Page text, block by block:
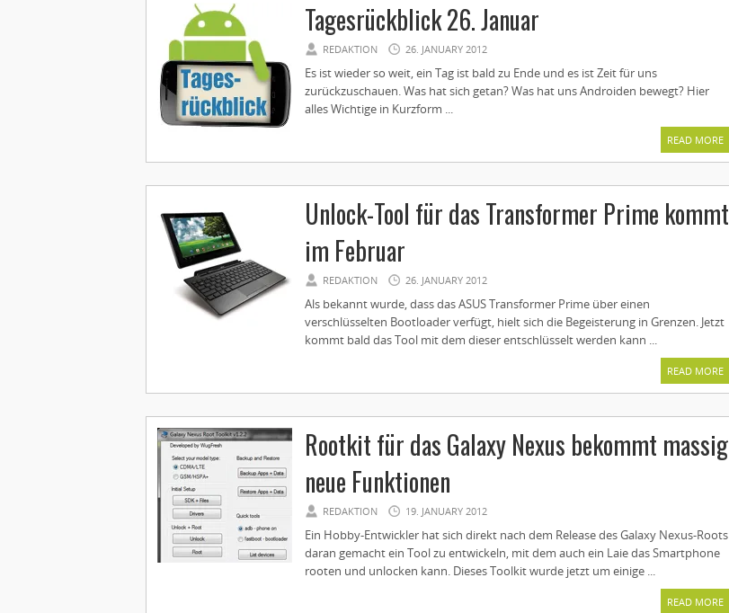
Tagesrückblick 26. Januar
REDAKTION 26. JANUARY 2012
Es ist wieder so weit, ein Tag ist bald zu Ende und es ist Zeit für uns
zurückzuschauen. Was hat sich getan? Was hat uns Androiden bewegt? Hier
alles Wichtige in Kurzform ...
READ MORE
Unlock-Tool für das Transformer Prime kommt
im Februar
REDAKTION 26. JANUARY 2012
Als bekannt wurde, dass das ASUS Transformer Prime über einen
verschlüsselten Bootloader verfügt, hielt sich die Begeisterung in Grenzen. Jetzt
kommt bald das Tool mit dem dieser entschlüsselt werden kann ...
READ MORE
Rootkit für das Galaxy Nexus bekommt massig
neue Funktionen
REDAKTION 19. JANUARY 2012
Ein Hobby-Entwickler hat sich direkt nach dem Release des Galaxy Nexus-Roots
daran gemacht ein Tool zu entwickeln, mit dem auch ein Laie das Smartphone
rooten und unlocken kann. Dieses Toolkit wurde jetzt um einige ...
READ MORE